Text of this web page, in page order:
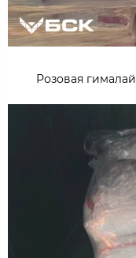
Розовая